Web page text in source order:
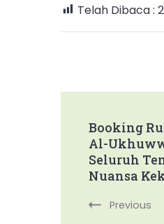
Telah Dibaca :
Post
Booking
Al-
Seluruh
Nuansa
Previous